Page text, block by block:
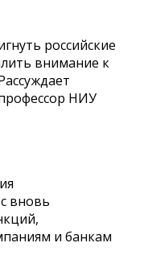
российские
внимание к
НИУ
вновь
и банкам